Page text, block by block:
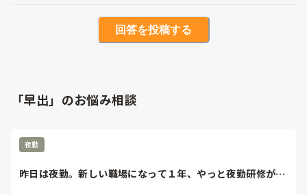
回答を投稿する
「早出」のお悩み相談
夜勤
昨日は夜勤。新しい職場になって１年、やっと夜勤研修が終